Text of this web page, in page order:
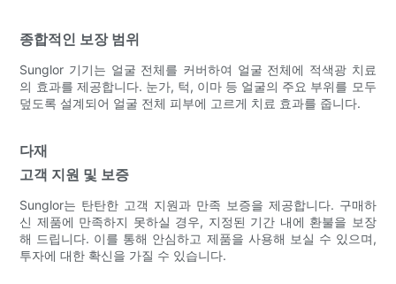
종합적인 보장 범위
Sunglor 기기는 얼굴 전체를 커버하여 얼굴 전체에 적색광 치료
의 효과를 제공합니다. 눈가, 턱, 이마 등 얼굴의 주요 부위를 모두
덮도록 설계되어 얼굴 전체 피부에 고르게 치료 효과를 줍니다.
다재
고객 지원 및 보증
Sunglor는 탄탄한 고객 지원과 만족 보증을 제공합니다. 구매하
신 제품에 만족하지 못하실 경우, 지정된 기간 내에 환불을 보장
해 드립니다. 이를 통해 안심하고 제품을 사용해 보실 수 있으며,
투자에 대한 확신을 가질 수 있습니다.